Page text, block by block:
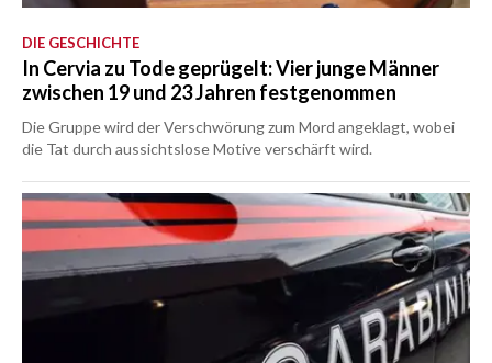
DIE GESCHICHTE
In Cervia zu Tode geprügelt: Vier junge Männer
zwischen 19 und 23 Jahren festgenommen
Die Gruppe wird der Verschwörung zum Mord angeklagt, wobei
die Tat durch aussichtslose Motive verschärft wird.